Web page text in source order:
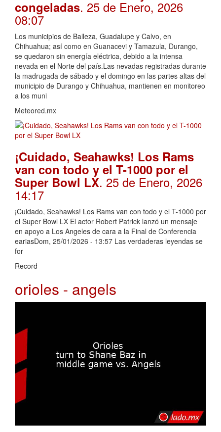
congeladas. 25 de Enero, 2026
08:07
Los municipios de Balleza, Guadalupe y Calvo, en
Chihuahua; así como en Guanacevi y Tamazula, Durango,
se quedaron sin energía eléctrica, debido a la intensa
nevada en el Norte del país.Las nevadas registradas durante
la madrugada de sábado y el domingo en las partes altas del
municipio de Durango y Chihuahua, mantienen en monitoreo
a los muni
Meteored.mx
¡Cuidado, Seahawks! Los Rams
van con todo y el T-1000 por el
Super Bowl LX. 25 de Enero, 2026
14:17
¡Cuidado, Seahawks! Los Rams van con todo y el T-1000 por
el Super Bowl LX El actor Robert Patrick lanzó un mensaje
en apoyo a Los Angeles de cara a la Final de Conferencia
eariasDom, 25/01/2026 - 13:57 Las verdaderas leyendas se
for
Record
orioles - angels